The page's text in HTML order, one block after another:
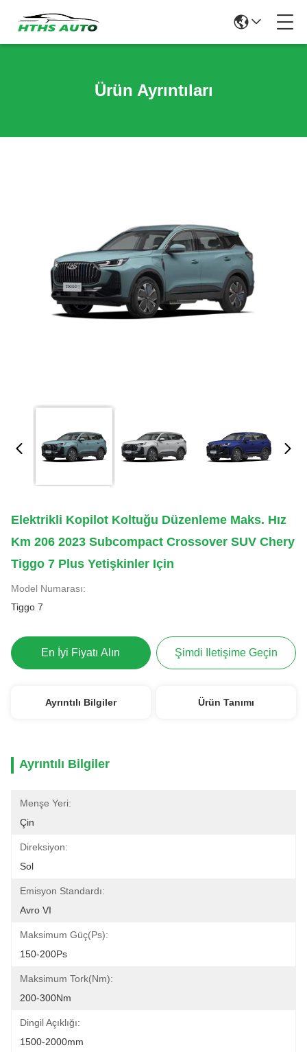
Ürün Ayrıntıları
Elektrikli Kopilot Koltuğu Düzenleme Maks. Hız
Km 206 2023 Subcompact Crossover SUV Chery
Tiggo 7 Plus Yetişkinler Için
Model Numarası:
Tiggo 7
En İyi Fiyatı Alın Şimdi Iletişime Geçin
Ayrıntılı Bilgiler Ürün Tanımı
Ayrıntılı Bilgiler
Menşe Yeri:
Çin
Direksiyon:
Sol
Emisyon Standardı:
Avro VI
Maksimum Güç(Ps):
150-200Ps
Maksimum Tork(Nm):
200-300Nm
Dingil Açıklığı:
1500-2000mm